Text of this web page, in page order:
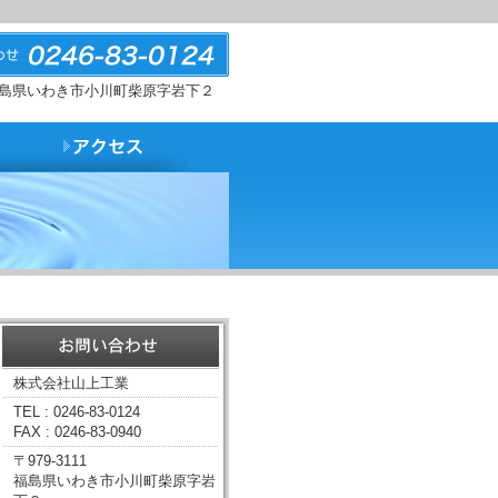
県いわき市小川町柴原字岩下２
株式会社山上工業
TEL : 0246-83-0124
FAX : 0246-83-0940
〒979-3111
福島県いわき市小川町柴原字岩